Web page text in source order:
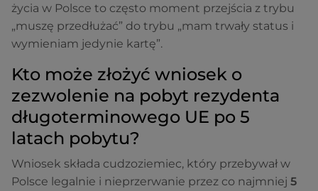
życia w Polsce to często moment przejścia z trybu
„muszę przedłużać” do trybu „mam trwały status i
wymieniam jedynie kartę”.
Kto może złożyć wniosek o
zezwolenie na pobyt rezydenta
długoterminowego UE po 5
latach pobytu?
Wniosek składa cudzoziemiec, który przebywał w
Polsce legalnie i nieprzerwanie przez co najmniej 5